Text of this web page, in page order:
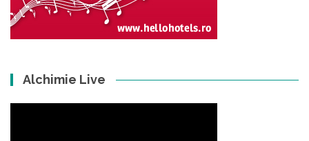
Alchimie Live